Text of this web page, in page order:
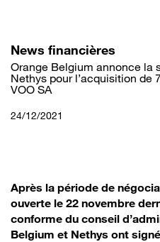
News financières
Orange Belgium annonce la
Nethys pour l’acquisition de
VOO SA
24/12/2021
Après la période de
ouverte le 22 novembre
conforme du conseil
Belgium et Nethys ont